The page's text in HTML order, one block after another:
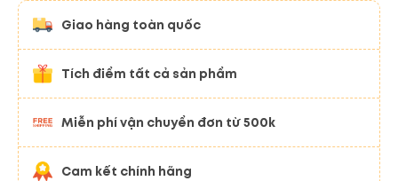
Giao hàng toàn quốc
Tích điểm tất cả sản phẩm
Miễn phí vận chuyển đơn từ 500k
Cam kết chính hãng